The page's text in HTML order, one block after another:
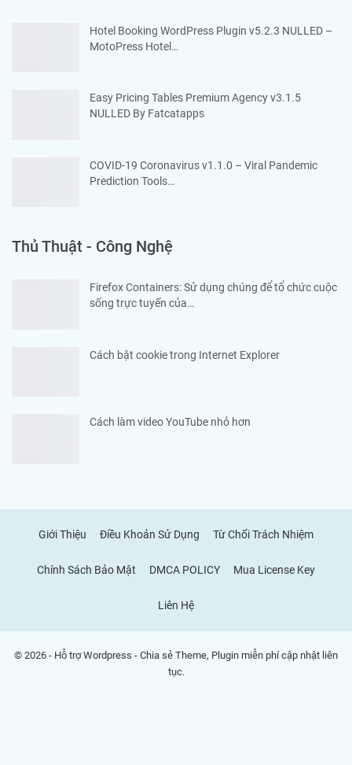
Hotel Booking WordPress Plugin v5.2.3 NULLED –
MotoPress Hotel…
Easy Pricing Tables Premium Agency v3.1.5
NULLED By Fatcatapps
COVID-19 Coronavirus v1.1.0 – Viral Pandemic
Prediction Tools…
Thủ Thuật - Công Nghệ
Firefox Containers: Sử dụng chúng để tổ chức cuộc
sống trực tuyến của…
Cách bật cookie trong Internet Explorer
Cách làm video YouTube nhỏ hơn
Giới Thiệu Điều Khoản Sử Dụng Từ Chối Trách Nhiệm
Chính Sách Bảo Mật DMCA POLICY Mua License Key
Liên Hệ
© 2026 - Hỗ trợ Wordpress - Chia sẻ Theme, Plugin miễn phí cập nhật liên
tục.